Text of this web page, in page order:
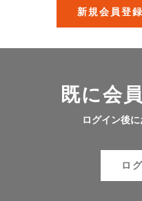
新規会員登
既に会
ログイン後
ロ